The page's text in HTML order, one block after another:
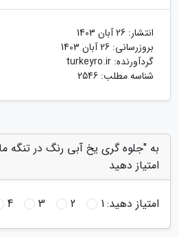
انتشار: 26 آبان 1403
بروزرسانی: 26 آبان 1403
گردآورنده: turkeyro.ir
شناسه مطلب: 2546
به "جلوه گری یخ آبی رنگ در تنگه
امتیاز دهید
امتیاز دهید:1
2
3
4